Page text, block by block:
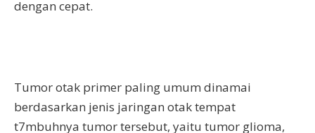
dengan cepat.
Tumor otak primer paling umum dinamai
berdasarkan jenis jaringan otak tempat
t7mbuhnya tumor tersebut, yaitu tumor glioma,